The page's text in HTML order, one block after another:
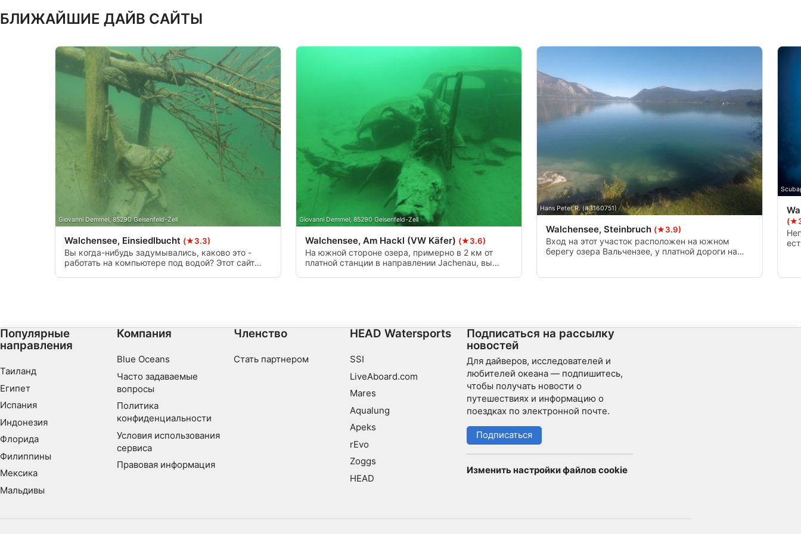
БЛИЖАЙШИЕ ДАЙВ САЙТЫ
Giovanni Demmel, 85290 Geisenfeld-Zell
Walchensee, Einsiedlbucht (★3.3)
Вы когда-нибудь задумывались, каково это -
работать на компьютере под водой? Этот сайт
Giovanni Demmel, 85290 Geisenfeld-Zell
Walchensee, Am Hackl (VW Käfer) (★3.6)
На южной стороне озера, примерно в 2 км от
платной станции в направлении Jachenau, вы
Hans Peter R. (#3160751)
Walchensee, Steinbruch (★3.9)
Вход на этот участок расположен на южном
берегу озера Вальчензее, у платной дороги на
Популярные
направления
Таиланд
Египет
Испания
Индонезия
Флорида
Филиппины
Мексика
Мальдивы
Компания
Blue Oceans
Часто задаваемые
вопросы
Политика
конфиденциальности
Условия использования
сервиса
Правовая информация
Членство
Стать партнером
HEAD Watersports
SSI
LiveAboard.com
Mares
Aqualung
Apeks
rEvo
Zoggs
HEAD
Подписаться на рассылку
новостей
Для дайверов, исследователей и
любителей океана — подпишитесь,
чтобы получать новости о
путешествиях и информацию о
поездках по электронной почте.
Подписаться
Изменить настройки файлов cookie
Разработка и совершенствование сервисов
Использование ограниченных данных для выбора контента
Специальные возможности IAB:
Использование точных данных геолокации
Идентификация устройств на основе активно запрашиваемой информации
Цели обработки, не относящиеся к МВА:
Необходимо
Производительность